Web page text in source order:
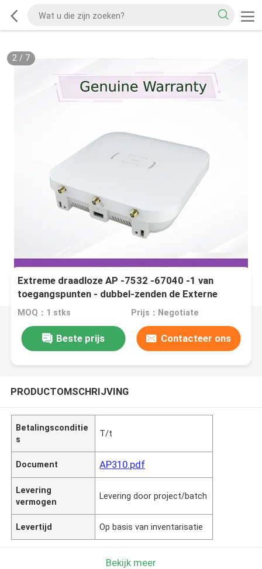
2/ 7
Extreme draadloze AP -7532 -67040 -1 van
toegangspunten - dubbel-zenden de Externe
antennes van WR 802.11ac/802.11n 3X3 MIMO via
MOQ：1 stks Prijs：Negotiate
Beste prijs Contacteer ons
PRODUCTOMSCHRIJVING
Betalingsconditie
s
T/t
Document AP310.pdf
Levering
vermogen
Levering door project/batch
Levertijd Op basis van inventarisatie
Bekijk meer